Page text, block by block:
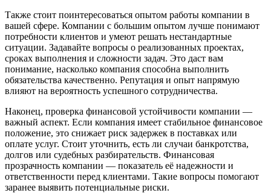
Также стоит поинтересоваться опытом работы компании в
вашей сфере. Компании с большим опытом лучше понимают
потребности клиентов и умеют решать нестандартные
ситуации. Задавайте вопросы о реализованных проектах,
сроках выполнения и сложности задач. Это даст вам
понимание, насколько компания способна выполнить
обязательства качественно. Репутация и опыт напрямую
влияют на вероятность успешного сотрудничества.
Наконец, проверка финансовой устойчивости компании —
важный аспект. Если компания имеет стабильное финансовое
положение, это снижает риск задержек в поставках или
оплате услуг. Стоит уточнить, есть ли случаи банкротства,
долгов или судебных разбирательств. Финансовая
прозрачность компании — показатель её надежности и
ответственности перед клиентами. Такие вопросы помогают
заранее выявить потенциальные риски.